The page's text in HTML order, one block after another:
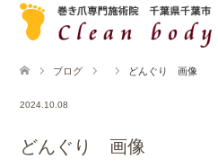
ブログ どんぐり 画像
2024.10.08
どんぐり 画像